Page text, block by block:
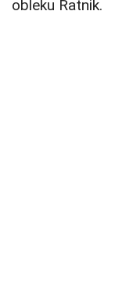
obleku Ratnik.